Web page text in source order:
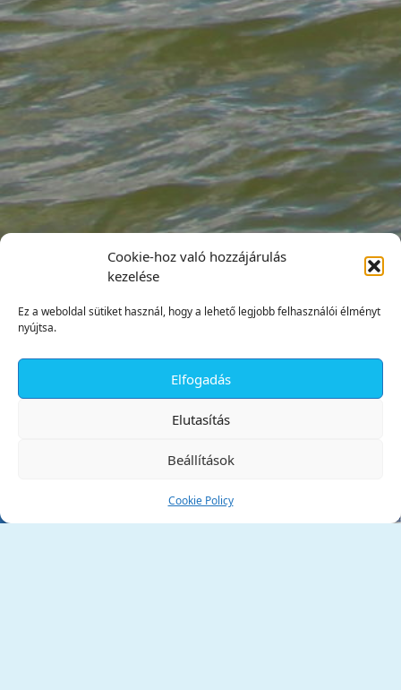
Cookie-hoz való hozzájárulás
kezelése
Ez a weboldal sütiket használ, hogy a lehető legjobb felhasználói élményt
nyújtsa.
Elfogadás
Elutasítás
Beállítások
Cookie Policy
Tata Város Önkormányzata
✕